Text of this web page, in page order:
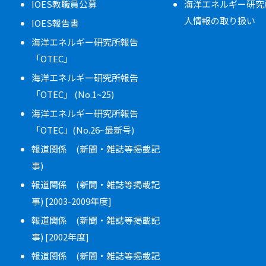
IOES教職員公募
IOES報告書
海洋エネルギー研究所報告
「OTEC」
海洋エネルギー研究所報告
「OTEC」 (No.1~25)
海洋エネルギー研究所報告
「OTEC」(No.26~最新号)
報道関係 (新聞・雑誌等掲載記
事)
報道関係 (新聞・雑誌等掲載記
事) [2003-2009年度]
報道関係 (新聞・雑誌等掲載記
事) [2002年度]
報道関係 (新聞・雑誌等掲載記
海洋エネルギー研
人情報の取り扱い